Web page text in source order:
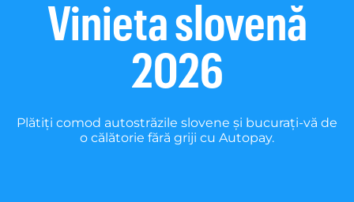
Vinieta slovenă
2026
Plătiți comod autostrăzile slovene și bucurați-vă de
o călătorie fără griji cu Autopay.